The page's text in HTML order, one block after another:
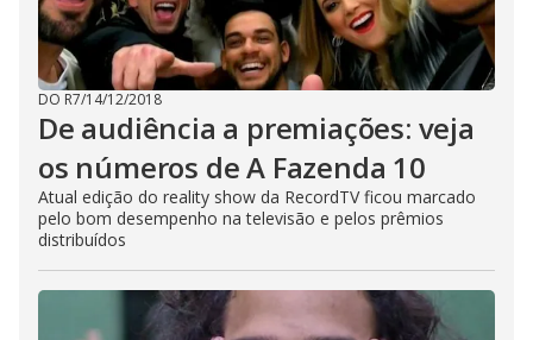
DO R7/14/12/2018
De audiência a premiações: veja
os números de A Fazenda 10
Atual edição do reality show da RecordTV ficou marcado
pelo bom desempenho na televisão e pelos prêmios
distribuídos